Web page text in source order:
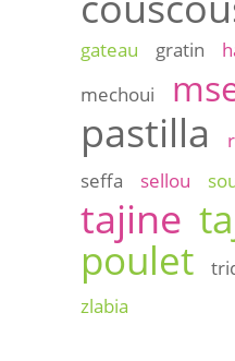
gateau gratin
mechoui
pastilla
seffa
sellou
tajine
poulet
zlabia